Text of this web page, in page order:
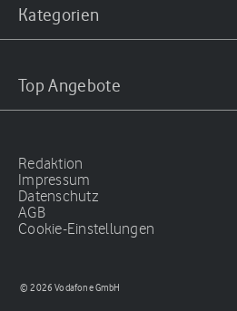
Kategorien
Top Angebote
Redaktion
Impressum
Datenschutz
AGB
Cookie-Einstellungen
© 2026 Vodafone GmbH